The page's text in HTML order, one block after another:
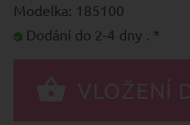
Modelka: 185100
Dodání do 2-4 dny . *